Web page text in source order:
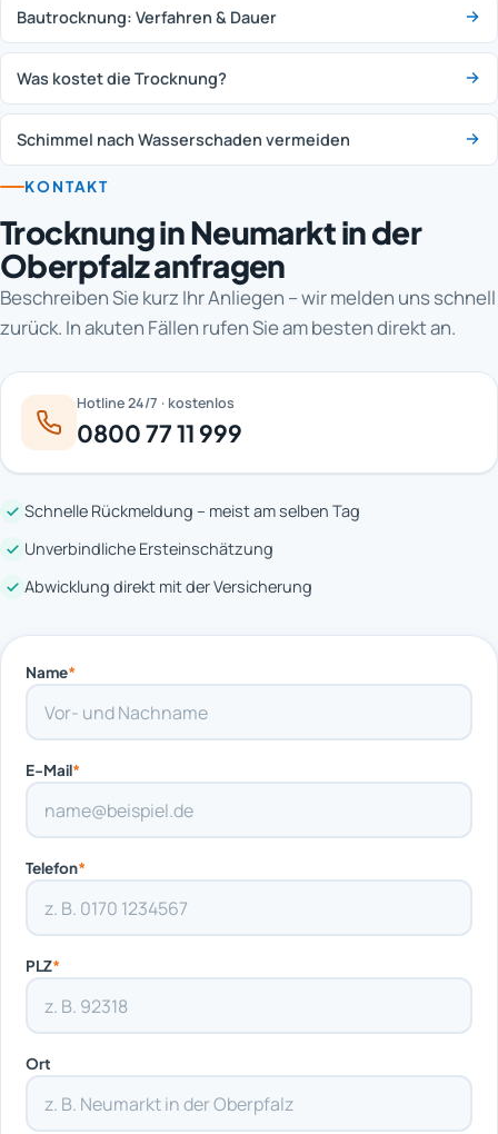
Bautrocknung: Verfahren & Dauer
Was kostet die Trocknung?
Schimmel nach Wasserschaden vermeiden
KONTAKT
Trocknung in Neumarkt in der
Oberpfalz anfragen
Beschreiben Sie kurz Ihr Anliegen – wir melden uns schnell
zurück. In akuten Fällen rufen Sie am besten direkt an.
Hotline 24/7 · kostenlos
0800 77 11 999
Schnelle Rückmeldung – meist am selben Tag
Unverbindliche Ersteinschätzung
Abwicklung direkt mit der Versicherung
Name*
E-Mail*
Telefon*
PLZ*
Ort